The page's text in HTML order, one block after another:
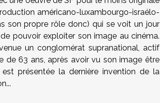
américano-luxambourgo-israélo-
son propre rôle donc) qui se voit un jour
pouvoir exploiter son image au cinéma.
un conglomérat supranational, actif
de 63 ans, après avoir vu son image être
présentée la dernière invention de la